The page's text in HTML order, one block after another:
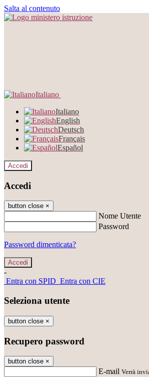
Salta al contenuto
Italiano
Italiano
English
Deutsch
Français
Español
Accedi
Accedi
button close ×
Nome Utente
Password
Password dimenticata?
-
Entra con SPID Entra con CIE
Seleziona utente
button close ×
Recupero password
button close ×
E-mail Verrà